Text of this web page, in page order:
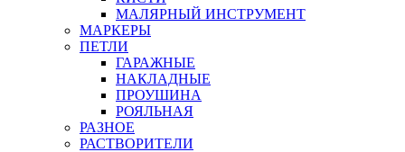
МАЛЯРНЫЙ ИНСТРУМЕНТ
МАРКЕРЫ
ПЕТЛИ
ГАРАЖНЫЕ
НАКЛАДНЫЕ
ПРОУШИНА
РОЯЛЬНАЯ
РАЗНОЕ
РАСТВОРИТЕЛИ